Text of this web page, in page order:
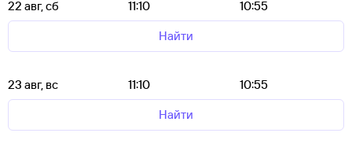
22 авг, сб 11:10
10:55
Найти
23 авг, вс 11:10
10:55
Найти